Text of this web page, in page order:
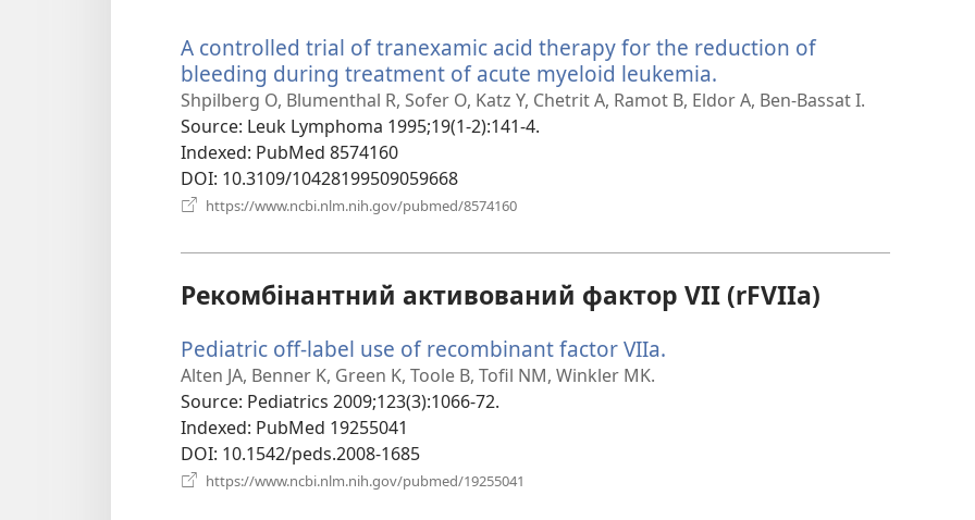
вікні)
A controlled trial of tranexamic acid therapy for the reduction of
bleeding during treatment of acute myeloid leukemia.
у
Shpilberg O, Blumenthal R, Sofer O, Katz Y, Chetrit A, Ramot B, Eldor A, Ben-Bassat I.
Source‎: Leuk Lymphoma 1995;19(1-2):141-4.
Indexed‎: PubMed 8574160
DOI‎: 10.3109/10428199509059668
https://www.ncbi.nlm.nih.gov/pubmed/8574160
Рекомбінантний активований фактор VII (rFVIIa)
Pediatric off-label use of recombinant factor VIIa.
Alten JA, Benner K, Green K, Toole B, Tofil NM, Winkler MK.
Source‎: Pediatrics 2009;123(3):1066-72.
Indexed‎: PubMed 19255041
DOI‎: 10.1542/peds.2008-1685
https://www.ncbi.nlm.nih.gov/pubmed/19255041